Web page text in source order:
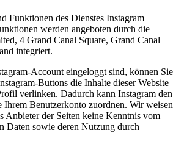
Funktionen des Dienstes Instagram
werden angeboten durch die
4 Grand Canal Square, Grand Canal
integriert.
Account eingeloggt sind, können Sie
Buttons die Inhalte dieser Website
verlinken. Dadurch kann Instagram den
Ihrem Benutzerkonto zuordnen. Wir weisen
Anbieter der Seiten keine Kenntnis vom
Daten sowie deren Nutzung durch